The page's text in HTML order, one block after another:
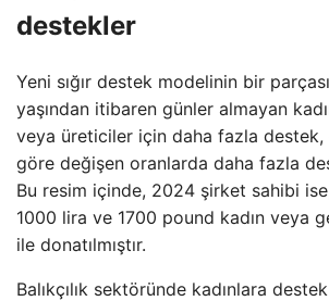
destekler
Yeni sığır destek modelinin bir
yaşından itibaren günler almayan
veya üreticiler için daha fazla
göre değişen oranlarda daha fazla
Bu resim içinde, 2024 şirket sahibi
1000 lira ve 1700 pound kadın veya
ile donatılmıştır.
Balıkçılık sektöründe kadınlara